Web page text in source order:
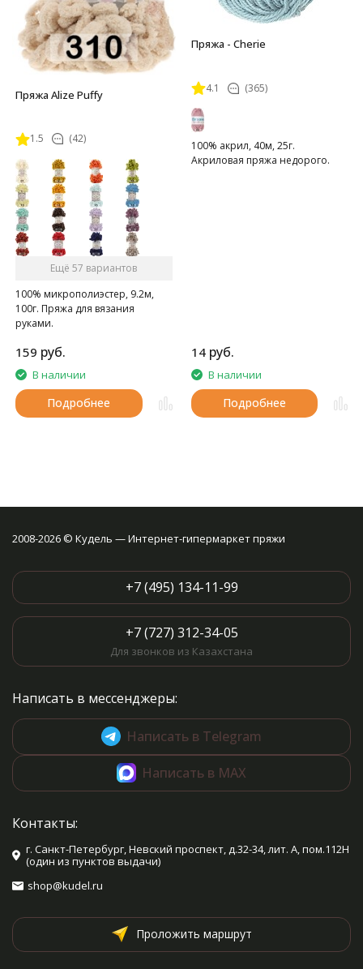
Пряжа Alize Puffy
1.5 (42)
Ещё 57 вариантов
100% микрополиэстер, 9.2м,
100г. Пряжа для вязания
руками.
159 руб.
В наличии
Подробнее
Пряжа - Cherie
4.1 (365)
100% акрил, 40м, 25г.
Акриловая пряжа недорого.
14 руб.
В наличии
Подробнее
2008-2026 © Кудель — Интернет-гипермаркет пряжи
+7 (495) 134-11-99
+7 (727) 312-34-05
Для звонков из Казахстана
Написать в мессенджеры:
Написать в Telegram
Написать в MAX
Контакты:
г. Санкт-Петербург, Невский проспект, д.32-34, лит. А, пом.112Н
(один из пунктов выдачи)
shop@kudel.ru
Проложить маршрут